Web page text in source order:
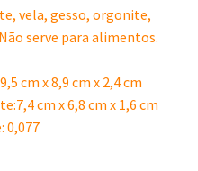
vela, gesso, orgonite,
serve para alimentos.
cm x 8,9 cm x 2,4 cm
cm x 6,8 cm x 1,6 cm
0,077